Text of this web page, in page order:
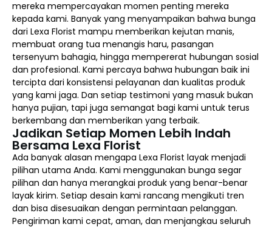
mereka mempercayakan momen penting mereka
kepada kami. Banyak yang menyampaikan bahwa bunga
dari Lexa Florist mampu memberikan kejutan manis,
membuat orang tua menangis haru, pasangan
tersenyum bahagia, hingga mempererat hubungan sosial
dan profesional. Kami percaya bahwa hubungan baik ini
tercipta dari konsistensi pelayanan dan kualitas produk
yang kami jaga. Dan setiap testimoni yang masuk bukan
hanya pujian, tapi juga semangat bagi kami untuk terus
berkembang dan memberikan yang terbaik.
Jadikan Setiap Momen Lebih Indah
Bersama Lexa Florist
Ada banyak alasan mengapa Lexa Florist layak menjadi
pilihan utama Anda. Kami menggunakan bunga segar
pilihan dan hanya merangkai produk yang benar-benar
layak kirim. Setiap desain kami rancang mengikuti tren
dan bisa disesuaikan dengan permintaan pelanggan.
Pengiriman kami cepat, aman, dan menjangkau seluruh